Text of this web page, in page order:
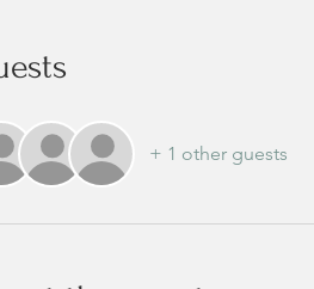
+ 1 other guests